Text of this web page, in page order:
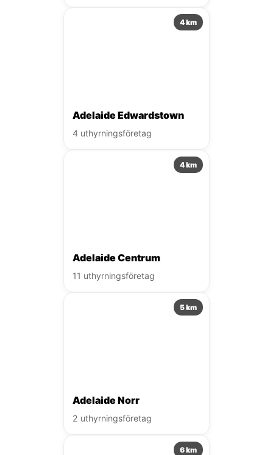
4 km
Adelaide Edwardstown
4 uthyrningsföretag
4 km
Adelaide Centrum
11 uthyrningsföretag
5 km
Adelaide Norr
2 uthyrningsföretag
6 km